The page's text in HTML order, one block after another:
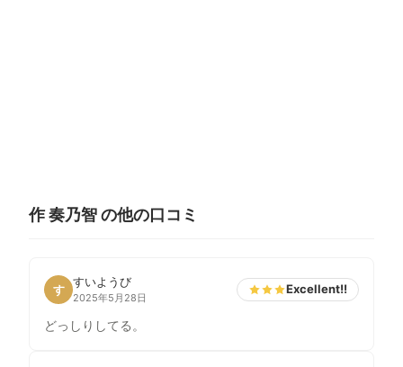
作 奏乃智 の他の口コミ
す
すいようび
2025年5月28日
Excellent!!
どっしりしてる。